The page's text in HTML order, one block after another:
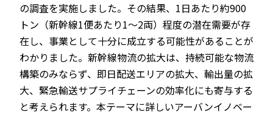
の調査を実施しました。その結果、1日あたり約900
トン（新幹線1便あたり1～2両）程度の潜在需要が存
在し、事業として十分に成立する可能性があることが
わかりました。新幹線物流の拡大は、持続可能な物流
構築のみならず、即日配送エリアの拡大、輸出量の拡
大、緊急輸送サプライチェーンの効率化にも寄与する
と考えられます。本テーマに詳しいアーバンイノベー